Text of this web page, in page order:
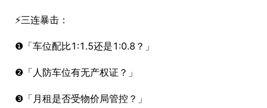
⚡三连暴击：
❶「车位配比1:1.5还是1:0.8？」
❷「人防车位有无产权证？」
❸「月租是否受物价局管控？」